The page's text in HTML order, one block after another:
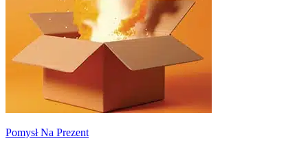
Pomysł Na Prezent